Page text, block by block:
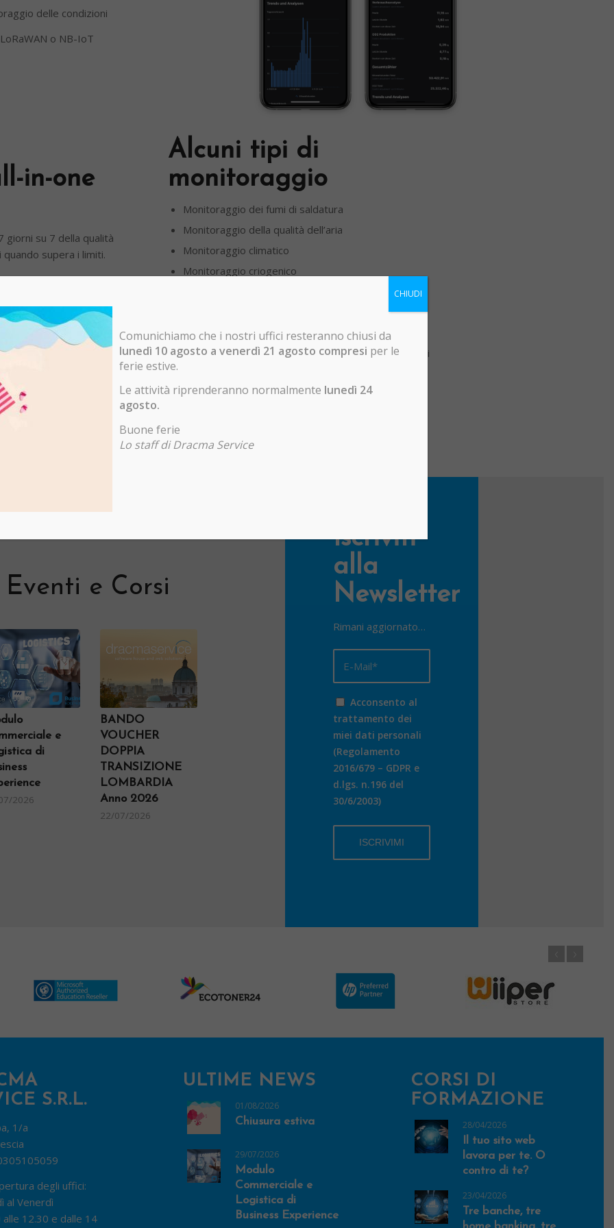
delle condizioni
o NB-IoT
in-one
giorni su 7 della qualità
quando supera i limiti.
su 7
e Android
Alcuni tipi di
monitoraggio
Monitoraggio dei fumi di saldatura
Monitoraggio della qualità dell’aria
Monitoraggio climatico
Monitoraggio criogenico
Registratore dati PT100
Monitoraggio del livello dell’acqua e delle inondazioni
Eventi e Corsi
e
di
BANDO
VOUCHER
DOPPIA
TRANSIZIONE
LOMBARDIA
Cloud |
sul primo
di canone di
2026
Offerta Estiva
Dracma Service |
-50% sul primo
anno di canone di
mantenimento
Iscriviti
alla
Newsletter
Rimani aggiornato…
Acconsento al
trattamento dei
miei dati personali
(Regolamento
2016/679 – GDPR e
d.lgs. n.196 del
30/6/2003)
S.R.L.
1/a
degli uffici:
al Venerdì
alle 12.30 e dalle 14
ULTIME NEWS
01/08/2026
Chiusura estiva
29/07/2026
Modulo
Commerciale e
Logistica di
Business Experience
CORSI DI
FORMAZIONE
28/04/2026
Il tuo sito web
lavora per te. O
contro di te?
23/04/2026
Tre banche, tre
Comunichiamo che i nostri uffici resteranno chiusi da
lunedì 10 agosto a venerdì 21 agosto compresi per le
ferie estive.
Le attività riprenderanno normalmente lunedì 24
agosto.
Buone ferie
Lo staff di Dracma Service
CHIUDI